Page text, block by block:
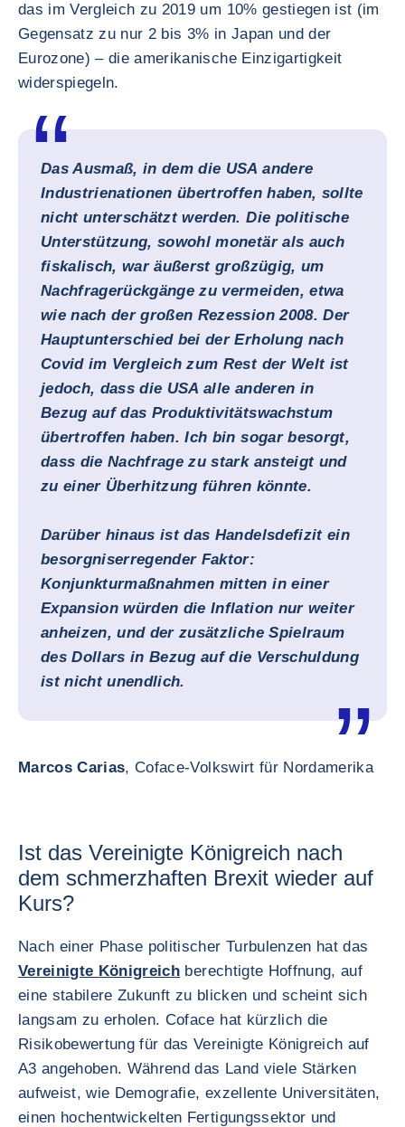
das im Vergleich zu 2019 um 10% gestiegen ist (im
Gegensatz zu nur 2 bis 3% in Japan und der
Eurozone) – die amerikanische Einzigartigkeit
widerspiegeln.
Das Ausmaß, in dem die USA andere
Industrienationen übertroffen haben, sollte
nicht unterschätzt werden. Die politische
Unterstützung, sowohl monetär als auch
fiskalisch, war äußerst großzügig, um
Nachfragerückgänge zu vermeiden, etwa
wie nach der großen Rezession 2008. Der
Hauptunterschied bei der Erholung nach
Covid im Vergleich zum Rest der Welt ist
jedoch, dass die USA alle anderen in
Bezug auf das Produktivitätswachstum
übertroffen haben. Ich bin sogar besorgt,
dass die Nachfrage zu stark ansteigt und
zu einer Überhitzung führen könnte.
Darüber hinaus ist das Handelsdefizit ein
besorgniserregender Faktor:
Konjunkturmaßnahmen mitten in einer
Expansion würden die Inflation nur weiter
anheizen, und der zusätzliche Spielraum
des Dollars in Bezug auf die Verschuldung
ist nicht unendlich.
Marcos Carias, Coface-Volkswirt für Nordamerika
Ist das Vereinigte Königreich nach
dem schmerzhaften Brexit wieder auf
Kurs?
Nach einer Phase politischer Turbulenzen hat das
Vereinigte Königreich berechtigte Hoffnung, auf
eine stabilere Zukunft zu blicken und scheint sich
langsam zu erholen. Coface hat kürzlich die
Risikobewertung für das Vereinigte Königreich auf
A3 angehoben. Während das Land viele Stärken
aufweist, wie Demografie, exzellente Universitäten,
einen hochentwickelten Fertigungssektor und